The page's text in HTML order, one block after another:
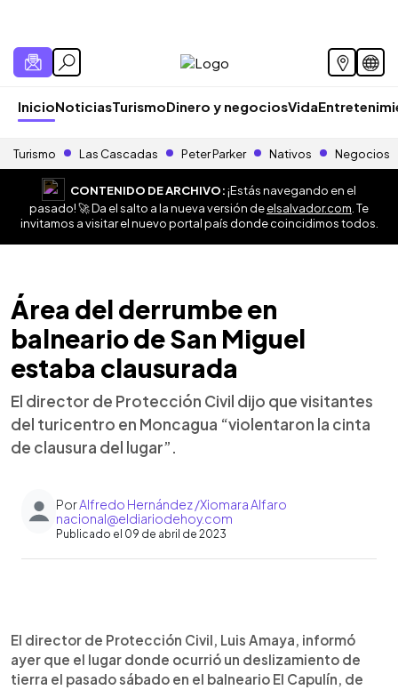
InicioNoticiasTurismoDinero y negociosVida
Turismo Las Cascadas Peter Parker Nativos Negocios
CONTENIDO DE ARCHIVO:¡Estás navegando en el
pasado! 🚀 Da el salto a la nueva versión deelsalvador.com . Te
invitamos a visitar el nuevo portal país donde coincidimos todos.
Área del derrumbe en
balneario de San Miguel
estaba clausurada
El director de Protección Civil dijo que visitantes
del turicentro en Moncagua “violentaron la cinta
de clausura del lugar”.
PorAlfredo Hernández /Xiomara Alfaro
nacional@eldiariodehoy.com
Publicado el 09 de abril de 2023
► Escuchar artículo
El director de Protección Civil, Luis Amaya, informó
ayer que el lugar donde ocurrió un deslizamiento de
tierra el pasado sábado en el balneario El Capulín, de